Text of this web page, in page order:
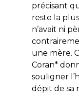
précisant
reste la
n’avait ni
une mère.
Coran*
souligner
dépit de sa